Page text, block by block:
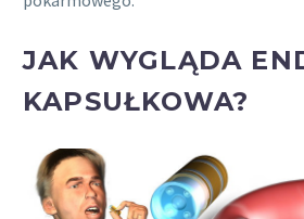
JAK WYGLĄDA
KAPSUŁKOWA?